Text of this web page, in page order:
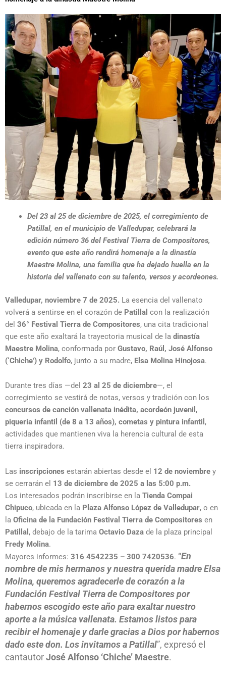
Del 23 al 25 de diciembre de 2025, el corregimiento de
Patillal, en el municipio de Valledupar, celebrará la
edición número 36 del Festival Tierra de Compositores,
evento que este año rendirá homenaje a la dinastía
Maestre Molina, una familia que ha dejado huella en la
historia del vallenato con su talento, versos y acordeones.
Valledupar, noviembre 7 de 2025. La esencia del vallenato
volverá a sentirse en el corazón de Patillal con la realización
del 36° Festival Tierra de Compositores, una cita tradicional
que este año exaltará la trayectoria musical de la dinastía
Maestre Molina, conformada por Gustavo, Raúl, José Alfonso
(‘Chiche’) y Rodolfo, junto a su madre, Elsa Molina Hinojosa.
Durante tres días —del 23 al 25 de diciembre—, el
corregimiento se vestirá de notas, versos y tradición con los
concursos de canción vallenata inédita, acordeón juvenil,
piqueria infantil (de 8 a 13 años), cometas y pintura infantil ,
actividades que mantienen viva la herencia cultural de esta
tierra inspiradora.
Las inscripciones estarán abiertas desde el 12 de noviembre y
se cerrarán el 13 de diciembre de 2025 a las 5:00 p.m.
Los interesados podrán inscribirse en la Tienda Compai
Chipuco, ubicada en la Plaza Alfonso López de Valledupar, o en
la Oficina de la Fundación Festival Tierra de Compositores en
Patillal , debajo de la tarima Octavio Daza de la plaza principal
Fredy Molina.
Mayores informes: 316 4542235 – 300 7420536. “En
nombre de mis hermanos y nuestra querida madre Elsa
Molina, queremos agradecerle de corazón a la
Fundación Festival Tierra de Compositores por
habernos escogido este año para exaltar nuestro
aporte a la música vallenata. Estamos listos para
recibir el homenaje y darle gracias a Dios por habernos
dado este don. Los invitamos a Patillal”, expresó el
cantautor José Alfonso ‘Chiche’ Maestre.